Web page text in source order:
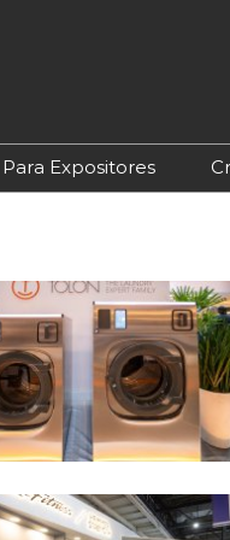
Para Expositores
Oportunidades de
Patrocínio
Portal do Expositor
Lista de Expositores
Produtos Digitais